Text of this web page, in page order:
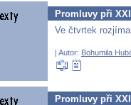
Promluvy při
Ve čtvrtek
| Autor: Bohumila
Promluvy při